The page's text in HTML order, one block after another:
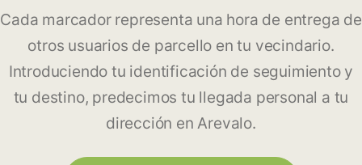
Cada marcador representa una hora de entrega de
otros usuarios de parcello en tu vecindario.
Introduciendo tu identificación de seguimiento y
tu destino, predecimos tu llegada personal a tu
dirección en Arevalo.